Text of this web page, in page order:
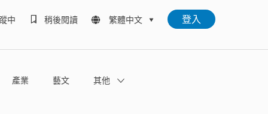
中 稍後閱讀 繁體中文 登入
產業 藝文 其他